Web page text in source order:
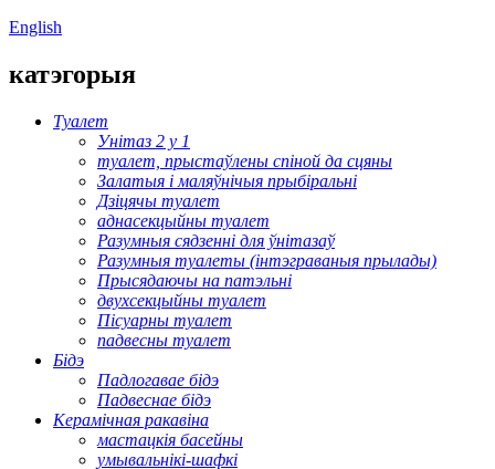
English
катэгорыя
Туалет
Унітаз 2 у 1
туалет, прыстаўлены спіной да сцяны
Залатыя і маляўнічыя прыбіральні
Дзіцячы туалет
аднасекцыйны туалет
Разумныя сядзенні для ўнітазаў
Разумныя туалеты (інтэграваныя прылады)
Прысядаючы на ​​патэльні
двухсекцыйны туалет
Пісуарны туалет
падвесны туалет
Бідэ
Падлогавае бідэ
Падвеснае бідэ
Керамічная ракавіна
мастацкія басейны
умывальнікі-шафкі